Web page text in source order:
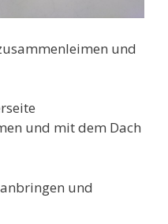
und
und mit dem Dach
und